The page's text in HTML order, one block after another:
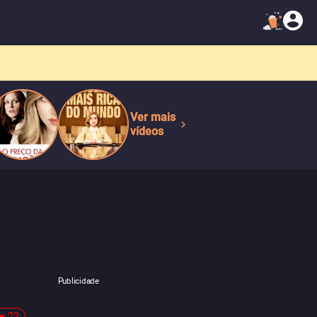
Ver mais
vídeos
Publicidade